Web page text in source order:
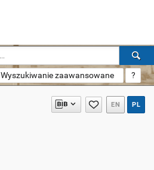
Wyszukiwanie zaawansowane ?
EN PL